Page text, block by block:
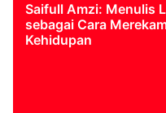
Saifull Amzi: Menulis
sebagai Cara
Kehidupan